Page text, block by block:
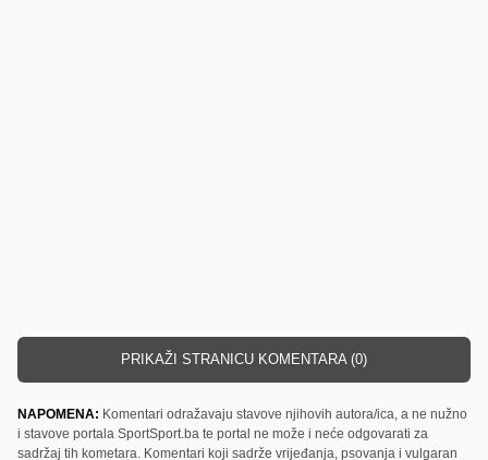
PRIKAŽI STRANICU KOMENTARA (0)
NAPOMENA: Komentari odražavaju stavove njihovih autora/ica, a ne nužno
i stavove portala SportSport.ba te portal ne može i neće odgovarati za
sadržaj tih kometara. Komentari koji sadrže vrijeđanja, psovanja i vulgaran